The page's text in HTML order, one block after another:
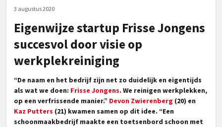
3 augustus 2020
Eigenwijze startup Frisse Jongens
succesvol door visie op
werkplekreiniging
“De naam en het bedrijf zijn net zo duidelijk en eigentijds
als wat we doen: Frisse Jongens. We reinigen werkplekken,
op een verfrissende manier.” Devon Zwierenberg (20) en
Kaz Putters (21) kwamen samen op dit idee. “Een
schoonmaakbedrijf maakte een toetsenbord schoon met